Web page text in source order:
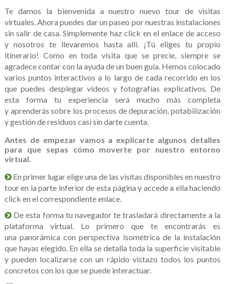
Te damos la bienvenida a nuestro nuevo tour de visitas
virtuales. Ahora puedes dar un paseo por nuestras instalaciones
sin salir de casa. Simplemente haz click en el enlace de acceso
y nosotros te llevaremos hasta allí. ¡Tú eliges tu propio
itinerario! Como en toda visita que se precie, siempre se
agradece contar con la ayuda de un buen guía. Hemos colocado
varios puntos interactivos a lo largo de cada recorrido en los
que puedes desplegar vídeos y fotografías explicativos. De
esta forma tu experiencia será mucho más completa
y aprenderás sobre los procesos de depuración, potabilización
y gestión de residuos casi sin darte cuenta.
Antes de empezar vamos a explicarte algunos detalles
para que sepas cómo moverte por nuestro entorno
virtual.
En primer lugar elige una de las visitas disponibles en nuestro
tour en la parte inferior de esta página y accede a ella haciendo
click en el correspondiente enlace.
De esta forma tu navegador te trasladará directamente a la
plataforma virtual. Lo primero que te encontrarás es
una panorámica con perspectiva isométrica de la instalación
que hayas elegido. En ella se detalla toda la superficie visitable
y pueden localizarse con un rápido vistazo todos los puntos
concretos con los que se puede interactuar.